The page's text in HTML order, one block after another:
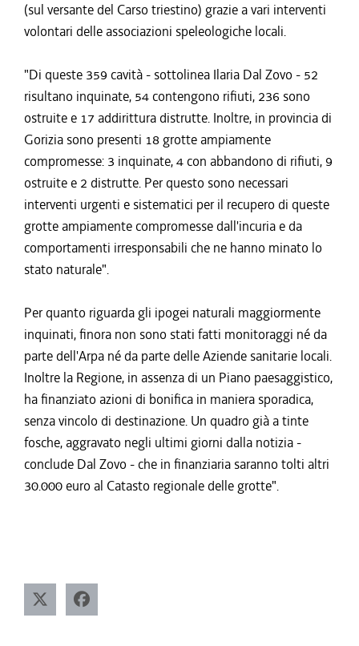
(sul versante del Carso triestino) grazie a vari interventi
volontari delle associazioni speleologiche locali.
"Di queste 359 cavità - sottolinea Ilaria Dal Zovo - 52
risultano inquinate, 54 contengono rifiuti, 236 sono
ostruite e 17 addirittura distrutte. Inoltre, in provincia di
Gorizia sono presenti 18 grotte ampiamente
compromesse: 3 inquinate, 4 con abbandono di rifiuti, 9
ostruite e 2 distrutte. Per questo sono necessari
interventi urgenti e sistematici per il recupero di queste
grotte ampiamente compromesse dall'incuria e da
comportamenti irresponsabili che ne hanno minato lo
stato naturale".
Per quanto riguarda gli ipogei naturali maggiormente
inquinati, finora non sono stati fatti monitoraggi né da
parte dell'Arpa né da parte delle Aziende sanitarie locali.
Inoltre la Regione, in assenza di un Piano paesaggistico,
ha finanziato azioni di bonifica in maniera sporadica,
senza vincolo di destinazione. Un quadro già a tinte
fosche, aggravato negli ultimi giorni dalla notizia -
conclude Dal Zovo - che in finanziaria saranno tolti altri
30.000 euro al Catasto regionale delle grotte".